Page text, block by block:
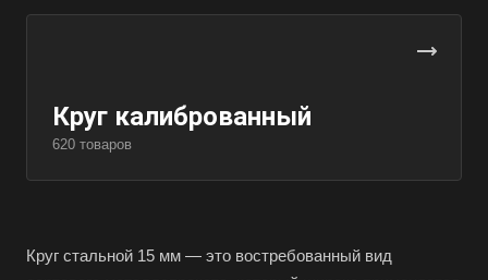
Круг калиброванный
620 товаров
Круг стальной 15 мм — это востребованный вид